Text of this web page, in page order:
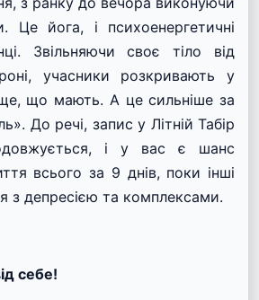
Це йога, і психоенергетичні
Звільняючи своє тіло від
учасники розкривають у
що мають. А це сильніше за
До речі, запис у Літній Табір
і у вас є шанс
всього за 9 днів, поки інші
з депресією та комплексами.
себе!